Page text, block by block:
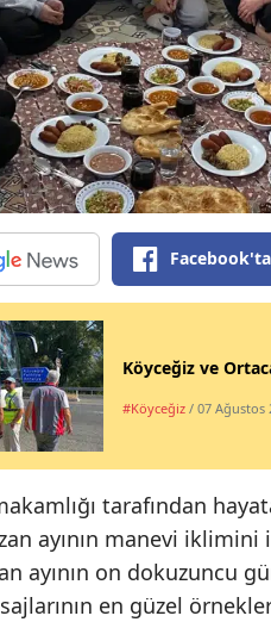
Köyceğiz ve
#Köyceğiz / 07 Ağustos
tarafından
ayının manevi
ayının on dokuzuncu
en güzel